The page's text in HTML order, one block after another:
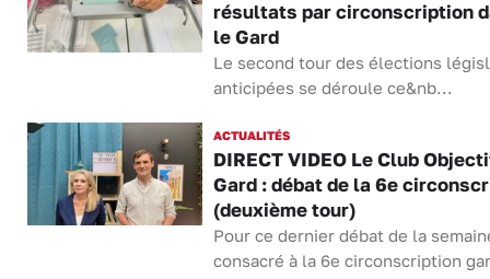
résultats par circonscription
le Gard
Le second tour des élections
anticipées se déroule ce&nb...
ACTUALITÉS
DIRECT VIDEO Le Club
Gard : débat de la 6e
(deuxième tour)
Pour ce dernier débat de la
consacré à la 6e circonscription